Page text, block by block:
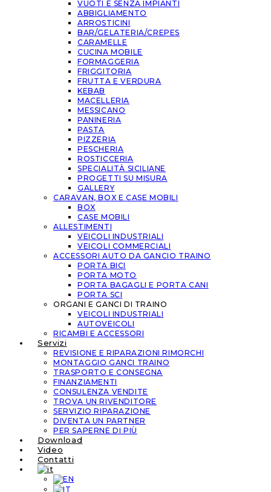
VUOTI E SENZA IMPIANTI
ABBIGLIAMENTO
ARROSTICINI
BAR/GELATERIA/CREPES
CARAMELLE
CUCINA MOBILE
FORMAGGERIA
FRIGGITORIA
FRUTTA E VERDURA
KEBAB
MACELLERIA
MESSICANO
PANINERIA
PASTA
PIZZERIA
PESCHERIA
ROSTICCERIA
SPECIALITÀ SICILIANE
PROGETTI SU MISURA
GALLERY
CARAVAN, BOX E CASE MOBILI
BOX
CASE MOBILI
ALLESTIMENTI
VEICOLI INDUSTRIALI
VEICOLI COMMERCIALI
ACCESSORI AUTO DA GANCIO TRAINO
PORTA BICI
PORTA MOTO
PORTA BAGAGLI E PORTA CANI
PORTA SCI
ORGANI E GANCI DI TRAINO
VEICOLI INDUSTRIALI
AUTOVEICOLI
RICAMBI E ACCESSORI
Servizi
REVISIONE E RIPARAZIONI RIMORCHI
MONTAGGIO GANCI TRAINO
TRASPORTO E CONSEGNA
FINANZIAMENTI
CONSULENZA VENDITE
TROVA UN RIVENDITORE
SERVIZIO RIPARAZIONE
DIVENTA UN PARTNER
PER SAPERNE DI PIÙ
Download
Video
Contatti